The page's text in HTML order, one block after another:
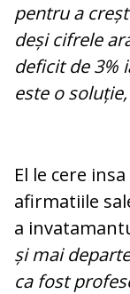
pentru a
deși cifrele
deficit de 3%
este o
El le cere
afirmatiile
a
și mai
ca fost